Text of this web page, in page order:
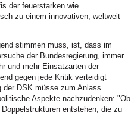
der feuerstarken wie
zu einem innovativen, weltweit
stimmen muss, ist, dass im
der Bundesregierung, immer
und mehr Einsatzarten der
gegen jede Kritik verteidigt
der DSK müsse zum Anlass
Aspekte nachzudenken: "Ob
entstehen, die zu